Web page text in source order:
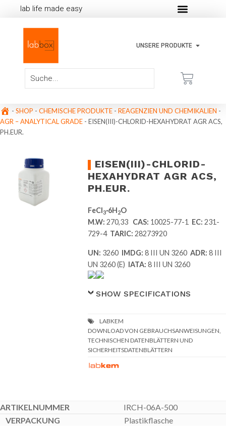
lab life made easy
UNSERE PRODUKTE
- SHOP - CHEMISCHE PRODUKTE - REAGENZIEN UND CHEMIKALIEN -
AGR – ANALYTICAL GRADE - EISEN(III)-CHLORID-HEXAHYDRAT AGR ACS,
PH.EUR.
EISEN(III)-CHLORID-
HEXAHYDRAT AGR ACS,
PH.EUR.
FeCl 3·6H 2O
M.W:270,33 CAS: 10025-77-1 EC:231-
729-4 TARIC:28273920
UN: 3260 IMDG:8 III UN 3260ADR:8 III
UN 3260 (E) IATA:8 III UN 3260
SHOW SPECIFICATIONS
DOWNLOAD VON GEBRAUCHSANWEISUNGEN,
TECHNISCHEN DATENBLÄTTERN UND
SICHERHEITSDATENBLÄTTERN
IRCH-06A-500
Plastikflasche